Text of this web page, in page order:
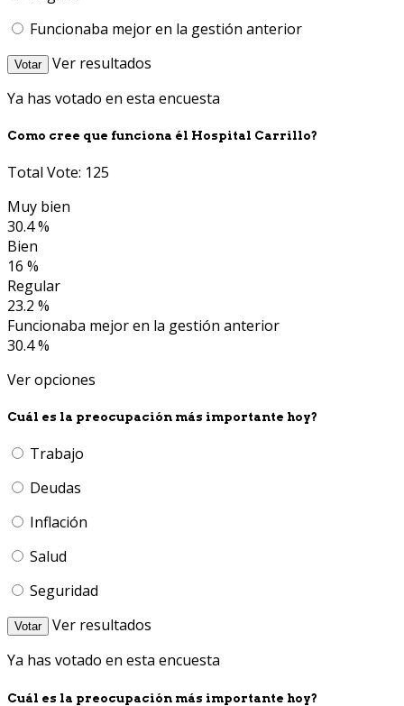
Funcionaba mejor en la gestión anterior
Votar
Ver resultados
Ya has votado en esta encuesta
Como cree que funciona él Hospital Carrillo?
Total Vote: 125
Muy bien
30.4 %
Bien
16 %
Regular
23.2 %
Funcionaba mejor en la gestión anterior
30.4 %
Ver opciones
Cuál es la preocupación más importante hoy?
Trabajo
Deudas
Inflación
Salud
Seguridad
Votar
Ver resultados
Ya has votado en esta encuesta
Cuál es la preocupación más importante hoy?